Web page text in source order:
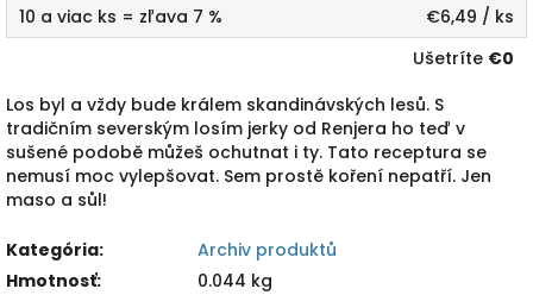
10 a viac ks = zľava 7 %
€6,49 / ks
Ušetríte €0
Los byl a vždy bude králem skandinávských lesů. S
tradičním severským losím jerky od Renjera ho teď v
sušené podobě můžeš ochutnat i ty. Tato receptura se
nemusí moc vylepšovat. Sem prostě koření nepatří. Jen
maso a sůl!
Kategória:
Archiv produktů
Hmotnosť:
0.044 kg